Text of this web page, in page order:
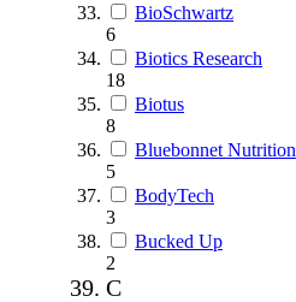
BioSchwartz
6
Biotics Research
18
Biotus
8
Bluebonnet Nutrition
5
BodyTech
3
Bucked Up
2
C